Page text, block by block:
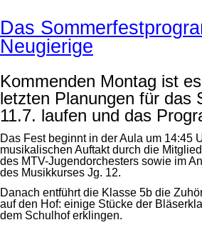
Das
Neugierige
Kommenden Montag ist
letzten Planungen für das
11.7. laufen und das
Das Fest beginnt in der Aula um 14:45
musikalischen Auftakt durch die
des MTV-Jugendorchesters sowie im
des Musikkurses Jg. 12.
Danach entführt die Klasse 5b die
auf den Hof: einige Stücke der
dem Schulhof erklingen.